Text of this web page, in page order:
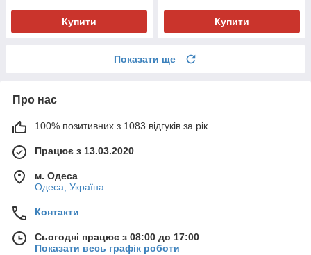
Купити Купити
Показати ще
Про нас
100% позитивних з 1083 відгуків за рік
Працює з 13.03.2020
м. Одеса
Одеса, Україна
Контакти
Сьогодні працює з 08:00 до 17:00
Показати весь графік роботи